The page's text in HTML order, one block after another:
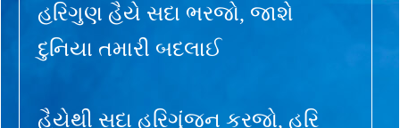
હરિગુણ હૈયે સદા ભરજો, જાશે
દુનિયા તમારી બદલાઈ
હૈયેથી સદા હરિગુંજન કરજો, હરિ